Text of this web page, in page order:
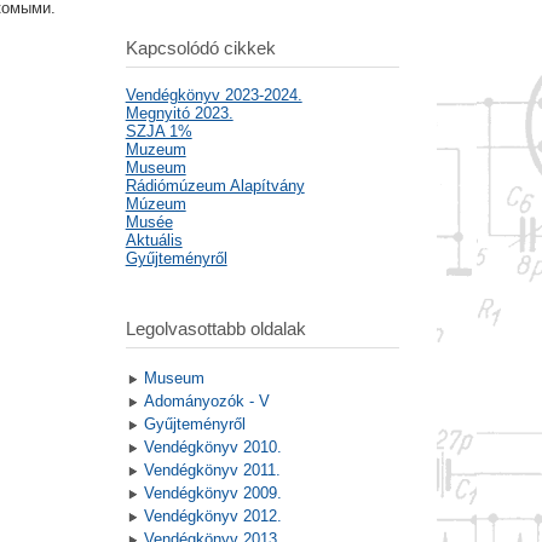
Kapcsolódó cikkek
Vendégkönyv 2023-2024.
Megnyitó 2023.
SZJA 1%
Muzeum
Museum
Rádiómúzeum Alapítvány
Múzeum
Musée
Aktuális
Gyűjteményről
Legolvasottabb oldalak
Museum
Adományozók - V
Gyűjteményről
Vendégkönyv 2010.
Vendégkönyv 2011.
Vendégkönyv 2009.
Vendégkönyv 2012.